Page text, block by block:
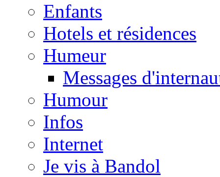
Enfants
Hotels et résidences
Humeur
Messages
Humour
Infos
Internet
Je vis à Bandol